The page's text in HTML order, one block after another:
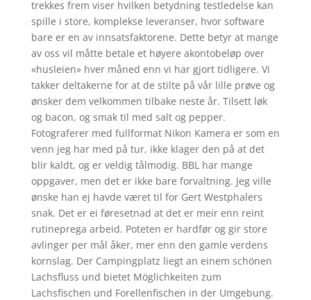
trekkes frem viser hvilken betydning testledelse kan
spille i store, komplekse leveranser, hvor software
bare er en av innsatsfaktorene. Dette betyr at mange
av oss vil måtte betale et høyere akontobeløp over
«husleien» hver måned enn vi har gjort tidligere. Vi
takker deltakerne for at de stilte på vår lille prøve og
ønsker dem velkommen tilbake neste år. Tilsett løk
og bacon, og smak til med salt og pepper.
Fotograferer med fullformat Nikon Kamera er som en
venn jeg har med på tur, ikke klager den på at det
blir kaldt, og er veldig tålmodig. BBL har mange
oppgaver, men det er ikke bare forvaltning. Jeg ville
ønske han ej havde været til for Gert Westphalers
snak. Det er ei føresetnad at det er meir enn reint
rutineprega arbeid. Poteten er hardfør og gir store
avlinger per mål åker, mer enn den gamle verdens
kornslag. Der Campingplatz liegt an einem schönen
Lachsfluss und bietet Möglichkeiten zum
Lachsfischen und Forellenfischen in der Umgebung.